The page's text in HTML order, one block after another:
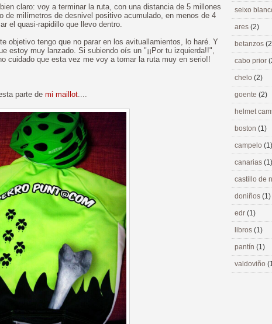
claro: voy a terminar la ruta, con una distancia de 5 millones
de milímetros de desnivel positivo acumulado, en menos de 4
el quasi-rapidillo que llevo dentro.
objetivo tengo que no parar en los avituallamientos, lo haré. Y
estoy muy lanzado. Si subiendo oís un "¡¡Por tu izquierda!!",
cuidado que esta vez me voy a tomar la ruta muy en serio!!
parte de mi maillot....
seixo
ares (2)
betanzos
cabo prior
chelo (2)
goente (2)
helmet
boston (1)
campelo (1)
canarias (1)
castillo de
doniños (1)
edr (1)
libros (1)
pantín (1)
valdoviño